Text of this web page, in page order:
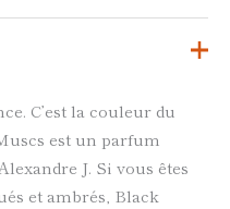
C’est la couleur du
est un parfum
J. Si vous êtes
et ambrés, Black